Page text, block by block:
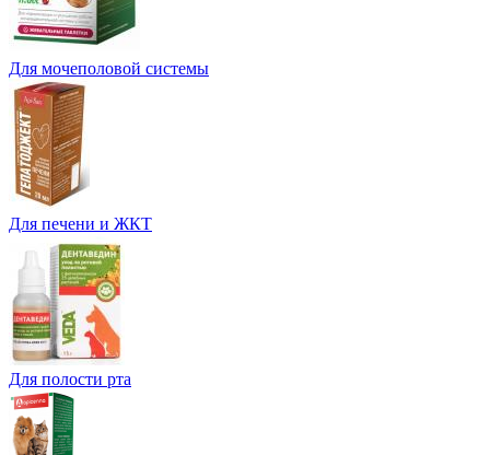
Для мочеполовой системы
Для печени и ЖКТ
Для полости рта